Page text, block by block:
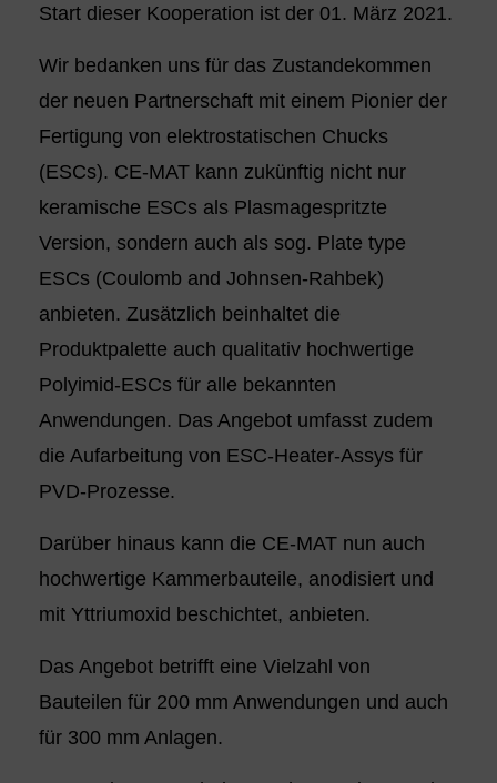
Start dieser Kooperation ist der 01. März 2021.
Wir bedanken uns für das Zustandekommen
der neuen Partnerschaft mit einem Pionier der
Fertigung von elektrostatischen Chucks
(ESCs). CE-MAT kann zukünftig nicht nur
keramische ESCs als Plasmagespritzte
Version, sondern auch als sog. Plate type
ESCs (Coulomb and Johnsen-Rahbek)
anbieten. Zusätzlich beinhaltet die
Produktpalette auch qualitativ hochwertige
Polyimid-ESCs für alle bekannten
Anwendungen. Das Angebot umfasst zudem
die Aufarbeitung von ESC-Heater-Assys für
PVD-Prozesse.
Darüber hinaus kann die CE-MAT nun auch
hochwertige Kammerbauteile, anodisiert und
mit Yttriumoxid beschichtet, anbieten.
Das Angebot betrifft eine Vielzahl von
Bauteilen für 200 mm Anwendungen und auch
für 300 mm Anlagen.